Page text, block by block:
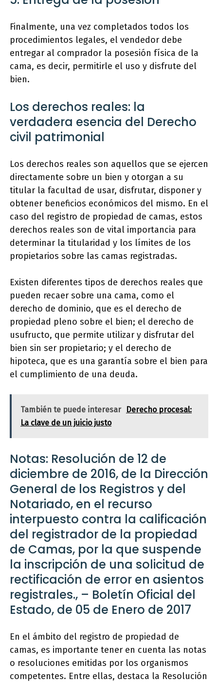
Finalmente, una vez completados todos los
procedimientos legales, el vendedor debe
entregar al comprador la posesión física de la
cama, es decir, permitirle el uso y disfrute del
bien.
Los derechos reales: la
verdadera esencia del Derecho
civil patrimonial
Los derechos reales son aquellos que se ejercen
directamente sobre un bien y otorgan a su
titular la facultad de usar, disfrutar, disponer y
obtener beneficios económicos del mismo. En el
caso del registro de propiedad de camas, estos
derechos reales son de vital importancia para
determinar la titularidad y los límites de los
propietarios sobre las camas registradas.
Existen diferentes tipos de derechos reales que
pueden recaer sobre una cama, como el
derecho de dominio, que es el derecho de
propiedad pleno sobre el bien; el derecho de
usufructo, que permite utilizar y disfrutar del
bien sin ser propietario; y el derecho de
hipoteca, que es una garantía sobre el bien para
el cumplimiento de una deuda.
También te puede interesar
Derecho procesal:
La clave de un juicio justo
Notas: Resolución de 12 de
diciembre de 2016, de la Dirección
General de los Registros y del
Notariado, en el recurso
interpuesto contra la calificación
del registrador de la propiedad
de Camas, por la que suspende
la inscripción de una solicitud de
rectificación de error en asientos
registrales., – Boletín Oficial del
Estado, de 05 de Enero de 2017
En el ámbito del registro de propiedad de
camas, es importante tener en cuenta las notas
o resoluciones emitidas por los organismos
competentes. Entre ellas, destaca la Resolución